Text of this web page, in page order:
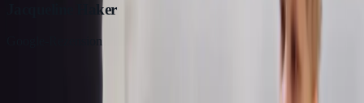
Jacqueline Haker
Google-Rezension